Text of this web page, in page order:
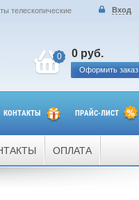
Вход
телескопические
0 0 руб.
Оформить заказ
КОНТАКТЫ ПРАЙС-ЛИСТ
ОПЛАТА